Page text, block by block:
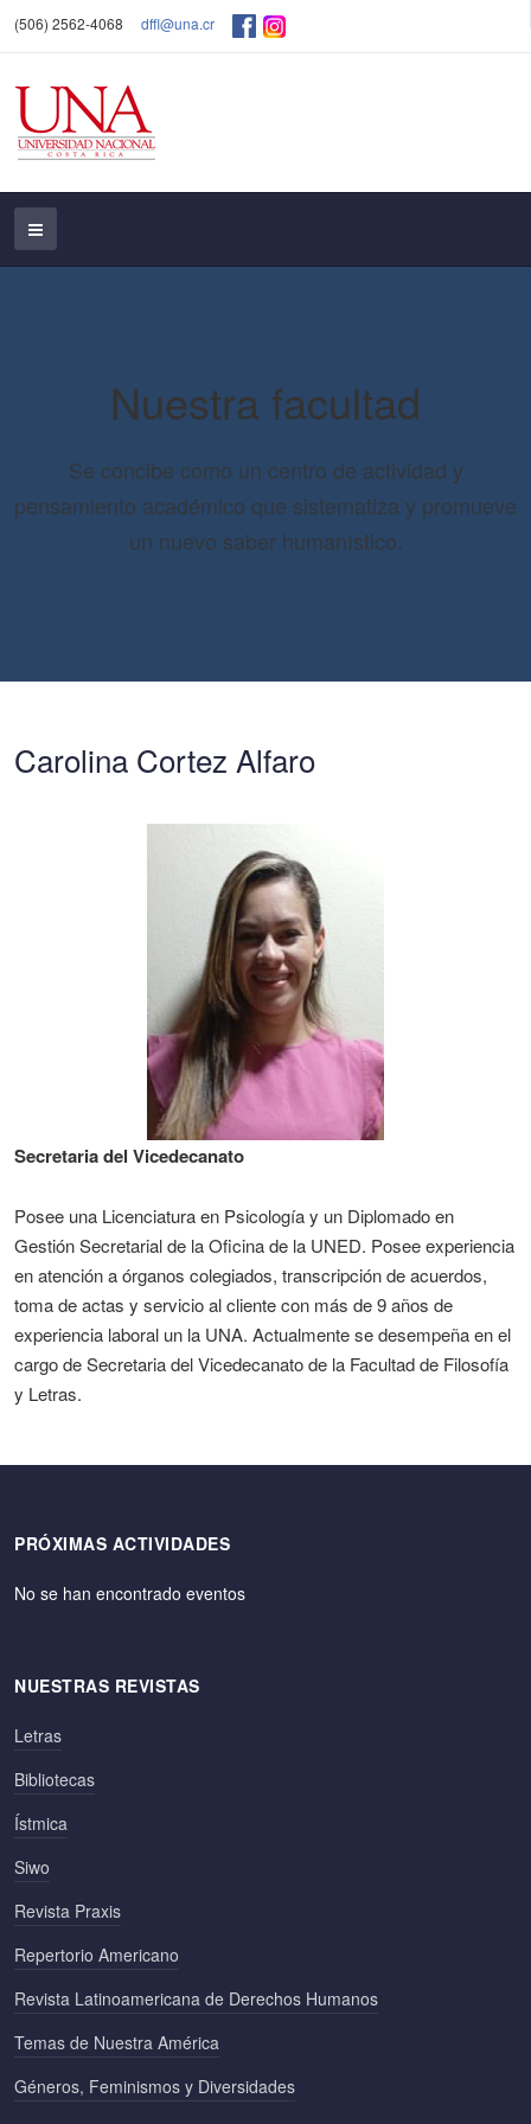
(506) 2562-4068 dffl@una.cr
Nuestra facultad
Se concibe como un centro de actividad y
pensamiento académico que sistematiza y promueve
un nuevo saber humanístico.
Carolina Cortez Alfaro
Secretaria del Vicedecanato
Posee una Licenciatura en Psicología y un Diplomado en
Gestión Secretarial de la Oficina de la UNED. Posee experiencia
en atención a órganos colegiados, transcripción de acuerdos,
toma de actas y servicio al cliente con más de 9 años de
experiencia laboral un la UNA. Actualmente se desempeña en el
cargo de Secretaria del Vicedecanato de la Facultad de Filosofía
y Letras.
PRÓXIMAS ACTIVIDADES
No se han encontrado eventos
NUESTRAS REVISTAS
Letras
Bibliotecas
Ístmica
Siwo
Revista Praxis
Repertorio Americano
Revista Latinoamericana de Derechos Humanos
Temas de Nuestra América
Géneros, Feminismos y Diversidades